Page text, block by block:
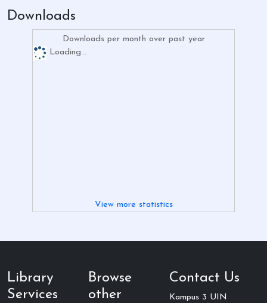
Downloads
Downloads per month over past year
Loading...
View more statistics
Library
Services
Browse
other
Contact Us
Kampus 3 UIN